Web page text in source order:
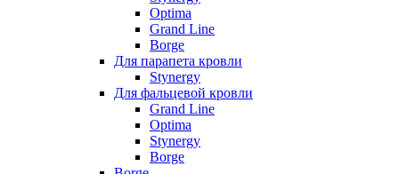
Optima
Grand Line
Borge
Для парапета кровли
Stynergy
Для фальцевой кровли
Grand Line
Optima
Stynergy
Borge